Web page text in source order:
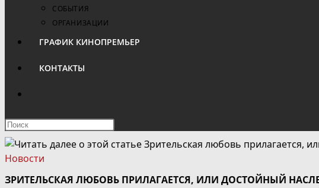
СОБЫТИЯ
ОРГАНИЗАЦИИ
ГРАФИК КИНОПРЕМЬЕР
КОНТАКТЫ
ПОИСК
ПО
Нажмите
клавишу
Escape,
закрыть
Новости
ЗРИТЕЛЬСКАЯ ЛЮБОВЬ ПРИЛАГАЕТСЯ, ИЛИ ДОСТОЙНЫЙ